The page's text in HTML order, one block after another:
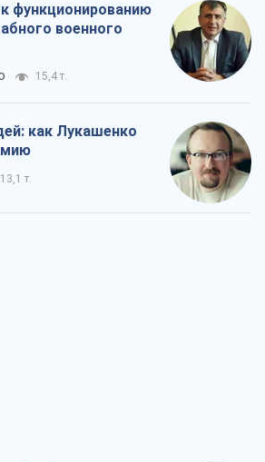
функционированию
военного
15,4 т.
как Лукашенко
13,1 т.